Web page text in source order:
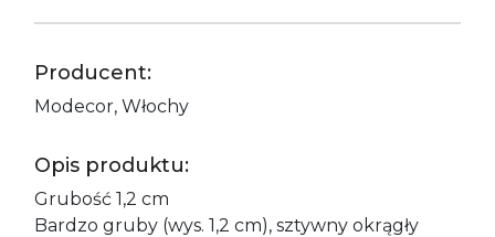
Producent:
Modecor, Włochy
Opis produktu:
Grubość 1,2 cm
Bardzo gruby (wys. 1,2 cm), sztywny okrągły